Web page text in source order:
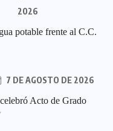
2026
potable frente al C.C.
7 DE AGOSTO DE 2026
Acto de Grado